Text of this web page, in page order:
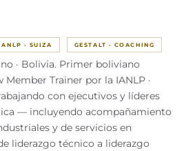
· SUIZA GESTALT · COACHING
· Bolivia. Primer boliviano
Trainer por la IANLP ·
con ejecutivos y líderes
— incluyendo acompañamiento
y de servicios en
liderazgo técnico a liderazgo